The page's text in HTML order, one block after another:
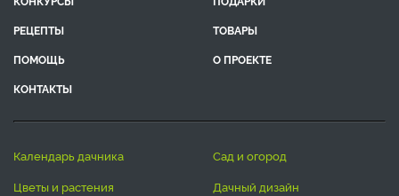
РЕЦЕПТЫ
ТОВАРЫ
ПОМОЩЬ
О ПРОЕКТЕ
КОНТАКТЫ
календарь дачника
сад и огород
цветы и растения
дачный дизайн